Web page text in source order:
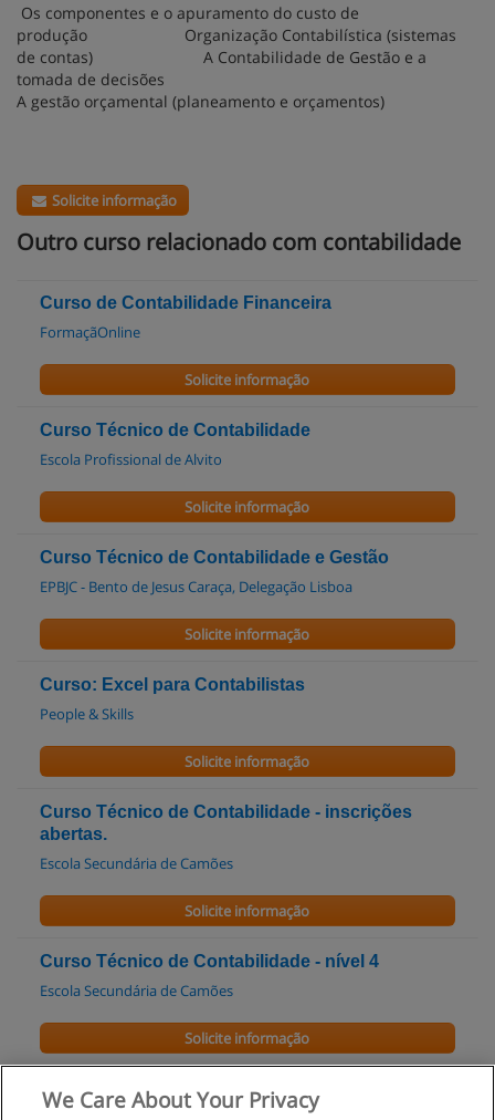
Os componentes e o apuramento do custo de
produção Organização Contabilística (sistemas
de contas) A Contabilidade de Gestão e a
tomada de decisões
A gestão orçamental (planeamento e orçamentos)
Solicite informação
Outro curso relacionado com contabilidade
Curso de Contabilidade Financeira
FormaçãOnline
Solicite informação
Curso Técnico de Contabilidade
Escola Profissional de Alvito
Solicite informação
Curso Técnico de Contabilidade e Gestão
EPBJC - Bento de Jesus Caraça, Delegação Lisboa
Solicite informação
Curso: Excel para Contabilistas
People & Skills
Solicite informação
Curso Técnico de Contabilidade - inscrições
abertas.
Escola Secundária de Camões
Solicite informação
Curso Técnico de Contabilidade - nível 4
Escola Secundária de Camões
Solicite informação
Curso de Formação Contabilidade Geral
We Care About Your Privacy